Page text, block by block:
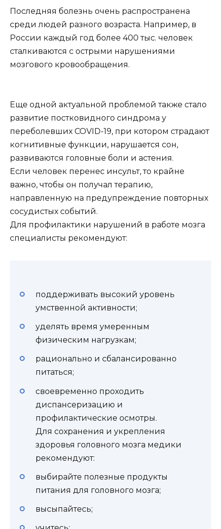
Последняя болезнь очень распространена
среди людей разного возраста. Например, в
России каждый год более 400 тыс. человек
сталкиваются с острыми нарушениями
мозгового кровообращения.
Еще одной актуальной проблемой также стало
развитие постковидного синдрома у
переболевших COVID-19, при котором страдают
когнитивные функции, нарушается сон,
развиваются головные боли и астения.
Если человек перенес инсульт, то крайне
важно, чтобы он получал терапию,
направленную на предупреждение повторных
сосудистых событий.
Для профилактики нарушений в работе мозга
специалисты рекомендуют:
поддерживать высокий уровень
умственной активности;
уделять время умеренным
физическим нагрузкам;
рационально и сбалансированно
питаться;
своевременно проходить
диспансеризацию и
профилактические осмотры.
Для сохранения и укрепления
здоровья головного мозга медики
рекомендуют:
выбирайте полезные продукты
питания для головного мозга;
высыпайтесь;